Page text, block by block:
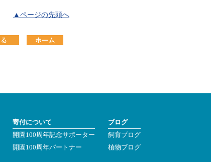
▲ページの先頭へ
寄付について
開園100周年記念サポーター
開園100周年パートナー
ブログ
飼育ブログ
植物ブログ